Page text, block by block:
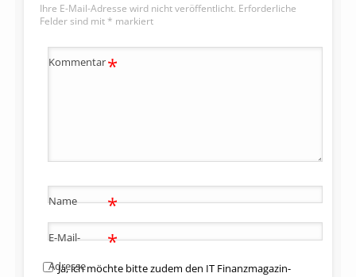
Ihre E-Mail-Adresse wird nicht veröffentlicht. Erforderliche
Felder sind mit * markiert
Kommentar*
Name *
E-Mail-
Adresse
*
Ja, ich möchte bitte zudem den IT Finanzmagazin-